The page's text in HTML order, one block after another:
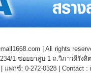
| All rights
234/1 ซอยยาสูบ 1 ถ.วิภาวดีรัง
| แฟกซ์: 0-272-0328 | Contact